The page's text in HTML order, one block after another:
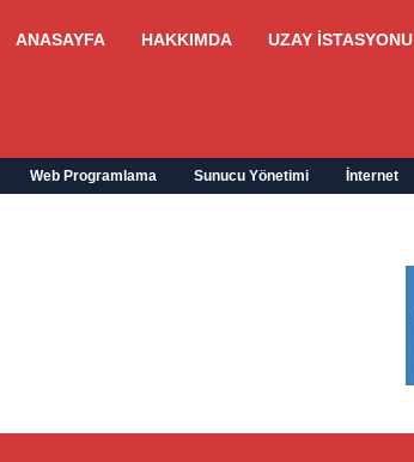
ANASAYFA HAKKIMDA UZAY İSTASYONU
Web Programlama Sunucu Yönetimi İnternet